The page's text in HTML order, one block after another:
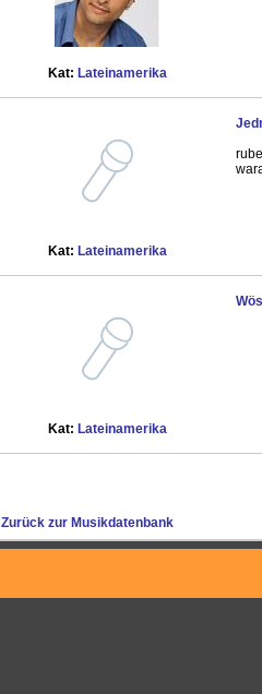
Kat: Lateinamerika
Kat: Lateinamerika
Kat: Lateinamerika
Zurück zur Musikdatenbank